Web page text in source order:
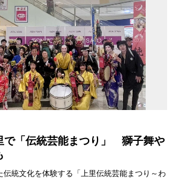
で「伝統芸能まつり」 獅子舞や
伝統文化を体験する「上里伝統芸能まつり～わ